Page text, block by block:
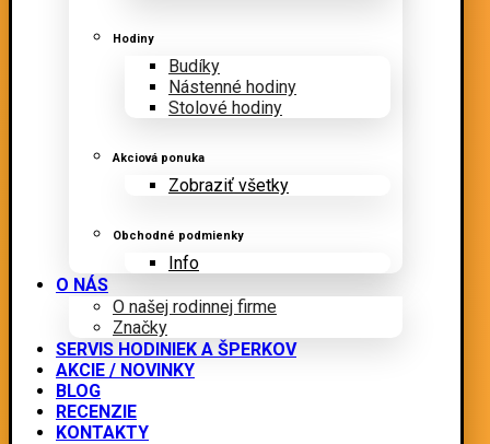
Hodiny
Budíky
Nástenné hodiny
Stolové hodiny
Akciová ponuka
Zobraziť všetky
Obchodné podmienky
Info
O NÁS
O našej rodinnej firme
Značky
SERVIS HODINIEK A ŠPERKOV
AKCIE / NOVINKY
BLOG
RECENZIE
KONTAKTY